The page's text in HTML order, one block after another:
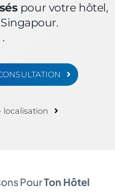
pour votre hôtel,
.
localisation
PourTon Hôtel